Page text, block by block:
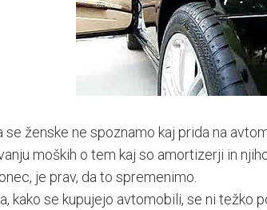
se ženske ne spoznamo kaj prida na
moških o tem kaj so amortizerji in
je prav, da to spremenimo.
kako se kupujejo avtomobili, se ni težko